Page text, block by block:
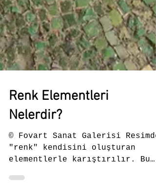
Renk Elementleri
Nelerdir?
© Fovart Sanat Galerisi Resimde